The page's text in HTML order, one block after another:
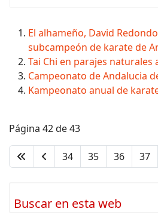
El alhameño, David
subcampeón de karate de
Tai Chi en parajes naturales
Campeonato de Andalucia
Kampeonato anual de
Página 42 de 43
34 35 36 37
Buscar en esta web